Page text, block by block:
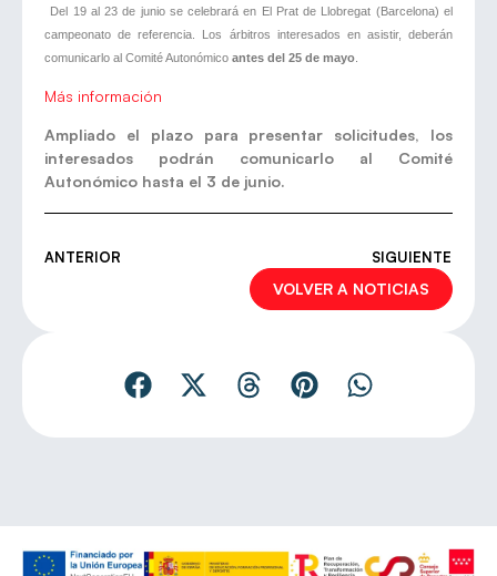
Del 19 al 23 de junio se celebrará en El Prat de Llobregat (Barcelona) el
campeonato de referencia. Los árbitros interesados en asistir, deberán
comunicarlo al Comité Autonómico antes del 25 de mayo
Más información
Ampliado el plazo para presentar solicitudes, los
interesados podrán comunicarlo al Comité
Autonómico hasta el 3 de junio.
ANTERIOR SIGUIENTE
VOLVER A NOTICIAS